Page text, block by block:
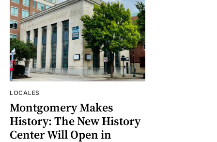
LOCALES
Montgomery Makes
History: The New History
Center Will Open in